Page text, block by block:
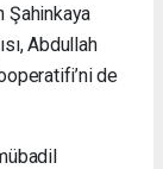
Şahinkaya
Abdullah
de